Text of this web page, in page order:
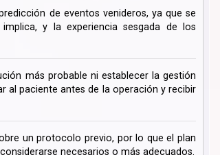
de eventos venideros, ya que se
y la experiencia sesgada de los
más probable ni establecer la gestión
al paciente antes de la operación y recibir
un protocolo previo, por lo que el plan
necesarios o más adecuados.